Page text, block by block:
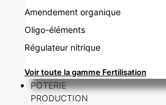
Amendement organique
Oligo-éléments
Régulateur nitrique
Voir toute la gamme Fertilisation
POTERIE
PRODUCTION